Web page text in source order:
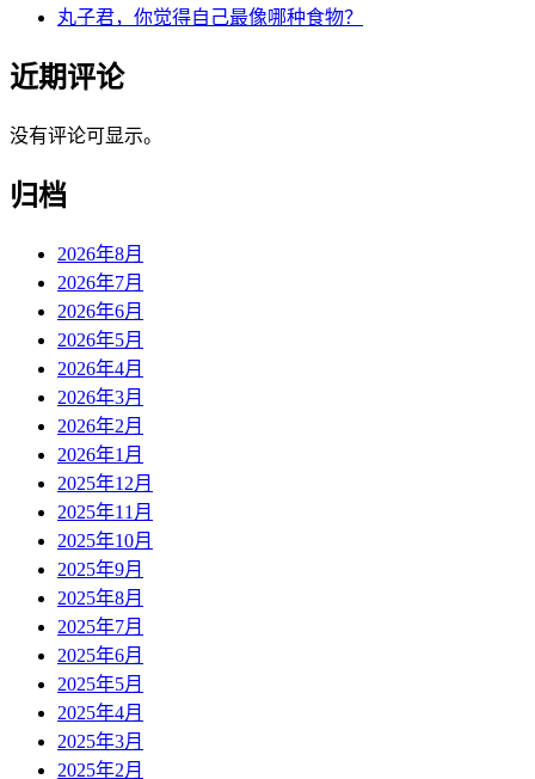
丸子君，你觉得自己最像哪种食物？
近期评论
没有评论可显示。
归档
2026年8月
2026年7月
2026年6月
2026年5月
2026年4月
2026年3月
2026年2月
2026年1月
2025年12月
2025年11月
2025年10月
2025年9月
2025年8月
2025年7月
2025年6月
2025年5月
2025年4月
2025年3月
2025年2月